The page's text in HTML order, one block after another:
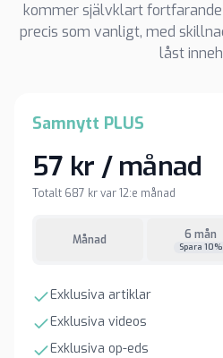
kommer självklart
precis som vanligt, med
låst
Samnytt PLUS
57 kr / månad
Totalt 687 kr var 12:e månad
Månad 6 mån
Spara 10%
Exklusiva artiklar
Exklusiva videos
Exklusiva op-eds